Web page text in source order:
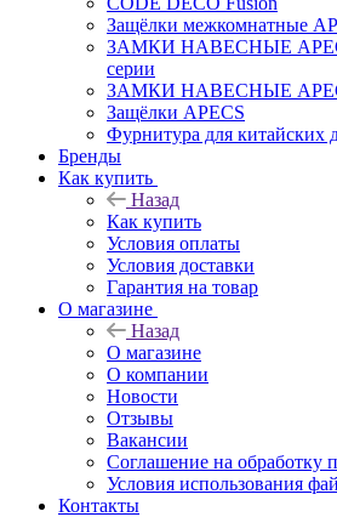
Защёлки межкомнатные
ЗАМКИ НАВЕСНЫЕ
серии
ЗАМКИ НАВЕСНЫЕ
Защёлки APECS
Фурнитура для китайских
Бренды
Как купить
Назад
Как купить
Условия оплаты
Условия доставки
Гарантия на товар
О магазине
Назад
О магазине
О компании
Новости
Отзывы
Вакансии
Соглашение на обработку
Условия использования
Контакты